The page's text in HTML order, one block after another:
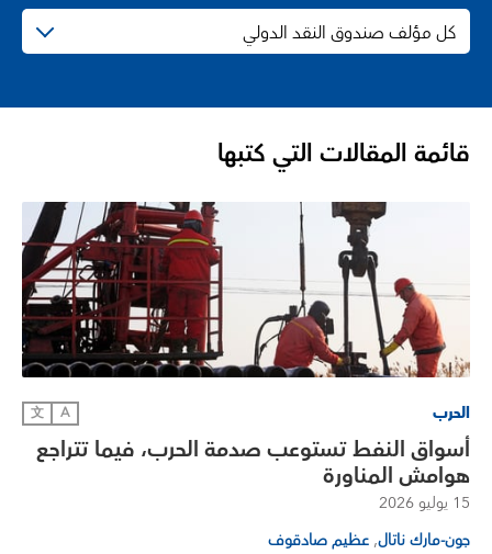
كل مؤلف صندوق النقد الدولي
قائمة المقالات التي كتبها
الحرب A
文
أسواق النفط تستوعب صدمة الحرب، فيما تتراجع
هوامش المناورة
15 يوليو 2026
جون-مارك ناتال, عظيم صادقوف